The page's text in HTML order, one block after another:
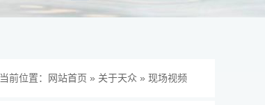
当前位置： 网站首页 » 关于天众 » 现场视频